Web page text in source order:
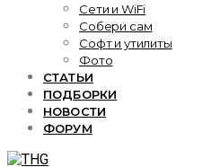
Сети и WiFi
Собери сам
Софт и утилиты
Фото
СТАТЬИ
ПОДБОРКИ
НОВОСТИ
ФОРУМ